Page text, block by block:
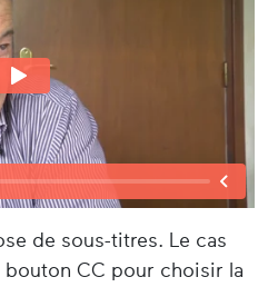
de sous-titres. Le cas
CC pour choisir la